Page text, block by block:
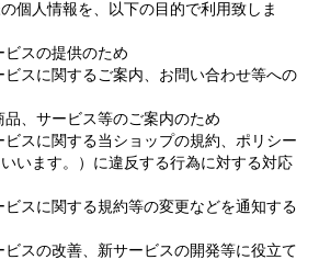
個人情報を、以下の目的で利用致しま
ビスの提供のため
ビスに関するご案内、お問い合わせ等への
品、サービス等のご案内のため
ビスに関する当ショップの規約、ポリシー
います。）に違反する行為に対する対応
ビスに関する規約等の変更などを通知する
ビスの改善、新サービスの開発等に役立て